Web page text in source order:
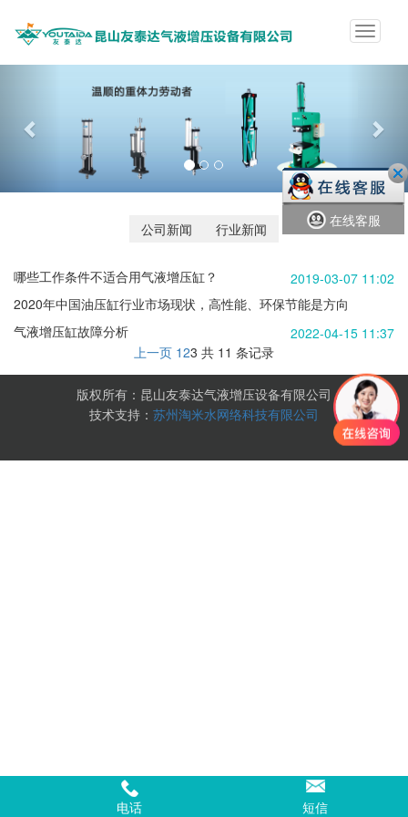
Toggle
公司新闻 行业新闻
哪些工作条件不适合用气液增压缸？
2019-03-07 11:02
2020年中国油压缸行业市场现状，高性能、环保节能是方向
2022-03-24 22:58
气液增压缸故障分析
2022-04-15 11:37
上一页 123 共 11 条记录
版权所有：昆山友泰达气液增压设备有限公司
技术支持： 苏州淘米水网络科技有限公司
电话 短信
在线客服